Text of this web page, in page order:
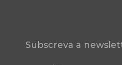
Subscreva a